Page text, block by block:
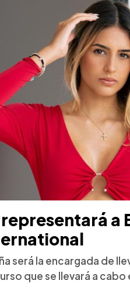
a
será la encargada de
que se llevará a cabo